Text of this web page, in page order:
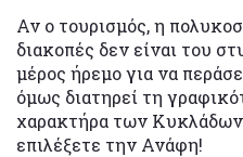
Αν ο τουρισμός, η
διακοπές δεν είναι του
μέρος ήρεμο για να
όμως διατηρεί τη
χαρακτήρα των
επιλέξετε την Ανάφη!